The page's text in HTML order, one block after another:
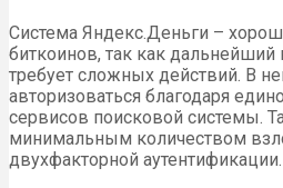
Система Яндекс.Деньги –
биткоинов, так как
требует сложных действий. В
авторизоваться благодаря
сервисов поисковой системы.
минимальным количеством
двухфакторной аутентификации.